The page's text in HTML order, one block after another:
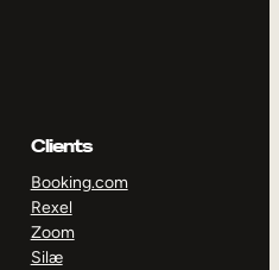
Clients
Booking.com
Rexel
Zoom
Silæ